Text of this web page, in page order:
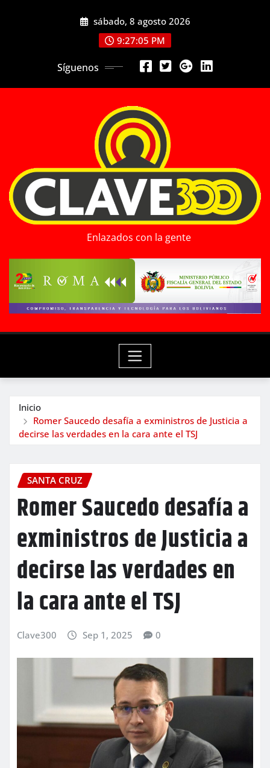
sábado, 8 agosto 2026
9:27:07 PM
Síguenos
Enlazados con la gente
Inicio
Romer Saucedo desafía a exministros de Justicia a
decirse las verdades en la cara ante el TSJ
SANTA CRUZ
Romer Saucedo desafía a
exministros de Justicia a
decirse las verdades en
la cara ante el TSJ
Clave300 Sep 1, 2025 0